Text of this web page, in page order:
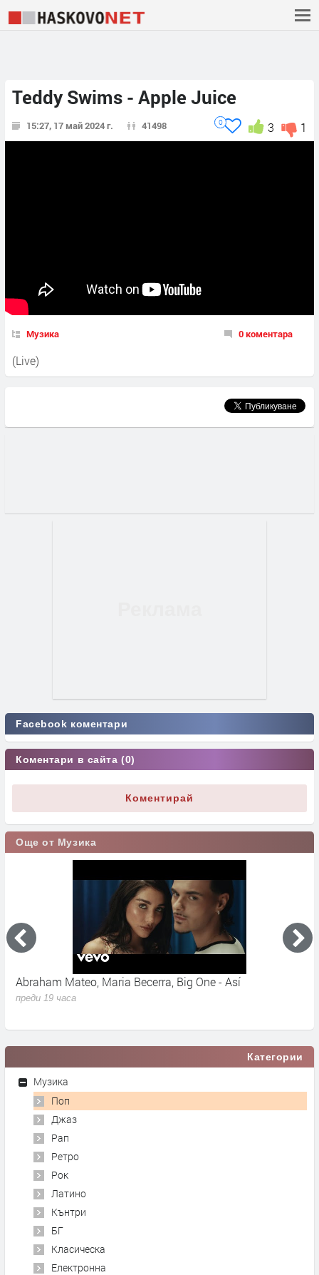
Teddy Swims - Apple Juice
15:27, 17 май 2024 г. 41498 1
3
0
Музика 0 коментара
(Live)
Facebook коментари
Коментари в сайта (0)
Коментирай
Още от Музика
Así Надежда Богоев - Огън и земя
Категории
Музика
Поп
Джаз
Рап
Ретро
Рок
Латино
Кънтри
БГ
Класическа
Електронна